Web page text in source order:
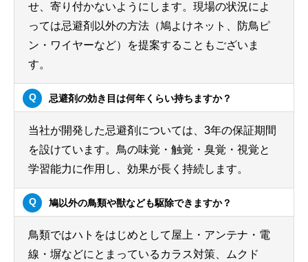
せ、寄り付かないようにします。現場の状況によ
っては忌避剤以外の方法（鳩よけネット、防鳥ピ
ン・ワイヤーなど）を提案することもございま
す。
忌避剤の効き目は何年くらい持ちますか？
当社が開発した忌避剤については、3年の保証期間
を設けています。鳥の味覚・触覚・臭覚・視覚と
学習能力に作用し、効果が長く持続します。
鳩以外の鳥類や獣なども駆除できますか？
鳥類ではハトをはじめとして屋上・アンテナ・電
線・塀などにとまっているカラス対策、ムクド